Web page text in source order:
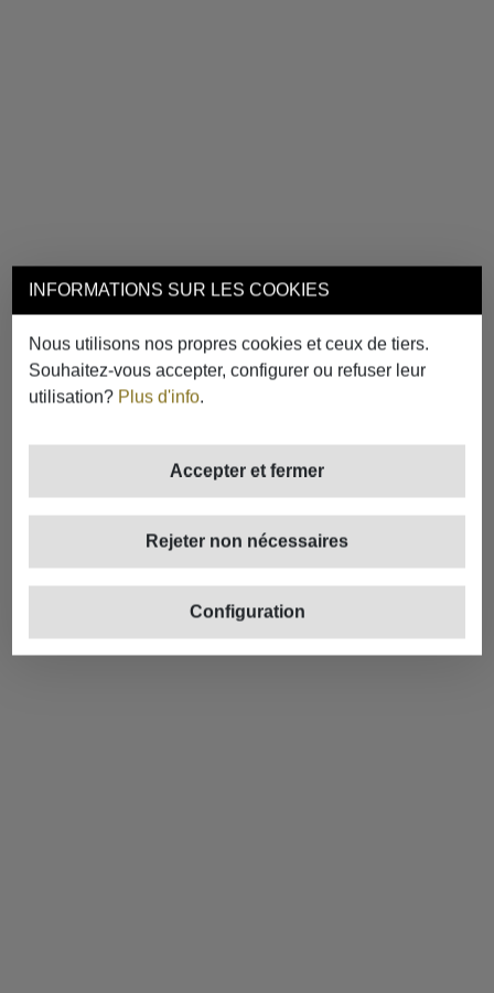
INFORMATIONS SUR LES COOKIES
Nous utilisons nos propres cookies et ceux de tiers.
Souhaitez-vous accepter, configurer ou refuser leur
utilisation? Plus d'info.
Accepter et fermer
Rejeter non nécessaires
Configuration